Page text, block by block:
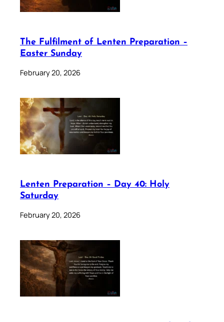
The Fulfilment of Lenten Preparation –
Easter Sunday
February 20, 2026
Lenten Preparation – Day 40: Holy
Saturday
February 20, 2026